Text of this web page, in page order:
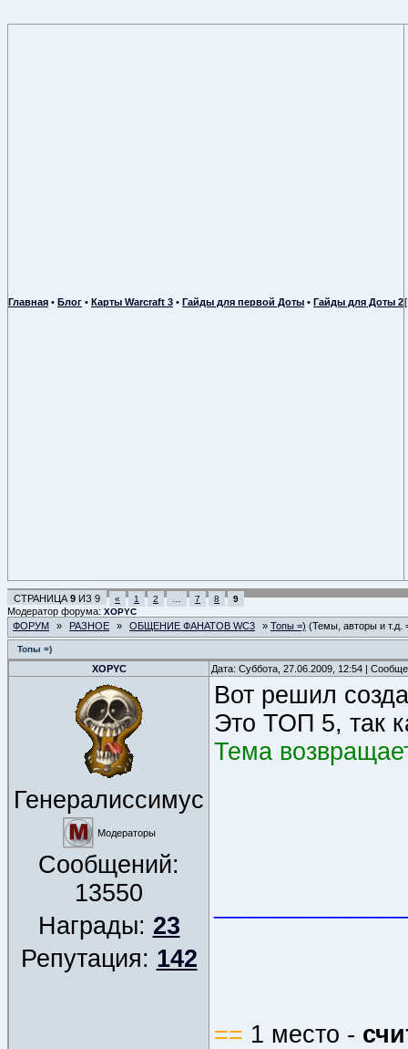
Главная • Блог • Карты Warcraft 3 • Гайды для первой Доты • Гайды для Доты 2
СТРАНИЦА 9 ИЗ 9 « 1 2 7 8 9
Модератор форума: XOPYC
ФОРУМ » РАЗНОЕ » ОБЩЕНИЕ ФАНАТОВ WC3 » Топы =) (Темы, авторы и т.д.
Топы =)
XOPYC Дата: Суббота, 27.06.2009, 12:54 |
Генералиссимус
Модераторы
Сообщений:
13550
Награды: 23
Репутация: 142
Вот решил
Это ТОП 5, так
Тема
== 1 место -